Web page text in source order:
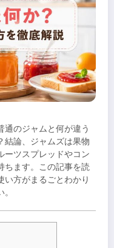
通のジャムと何が違う
結論、ジャムズは果物
ーツスプレッドやコン
ちます。この記事を読
方がまるごとわかり